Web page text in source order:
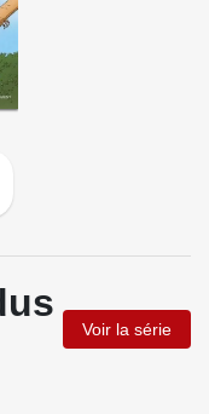
Voir la série